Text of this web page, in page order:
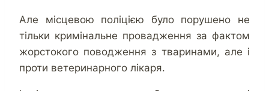
Але місцевою поліцією було порушено не
тільки кримінальне провадження за фактом
жорстокого поводження з тваринами, але і
проти ветеринарного лікаря.